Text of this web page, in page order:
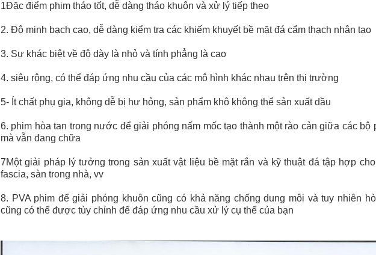
1Đặc điểm phim tháo tốt, dễ dàng tháo khuôn và xử lý tiếp theo
2. Độ minh bạch cao, dễ dàng kiểm tra các khiếm khuyết bề mặt đá cẩm thạch nhân tạo
3. Sự khác biệt về độ dày là nhỏ và tính phẳng là cao
4. siêu rộng, có thể đáp ứng nhu cầu của các mô hình khác nhau trên thị trường
5- Ít chất phụ gia, không dễ bị hư hỏng, sản phẩm khô không thể sản xuất dầu
6. phim hòa tan trong nước để giải phóng nấm mốc tạo thành một rào cản giữa các bộ
mà vẫn đang chữa
7Một giải pháp lý tưởng trong sản xuất vật liệu bề mặt rắn và kỹ thuật đá tập hợp
fascia, sàn trong nhà, vv
8. PVA phim để giải phóng khuôn cũng có khả năng chống dung môi và tuy nhiên
cũng có thể được tùy chỉnh để đáp ứng nhu cầu xử lý cụ thể của bạn